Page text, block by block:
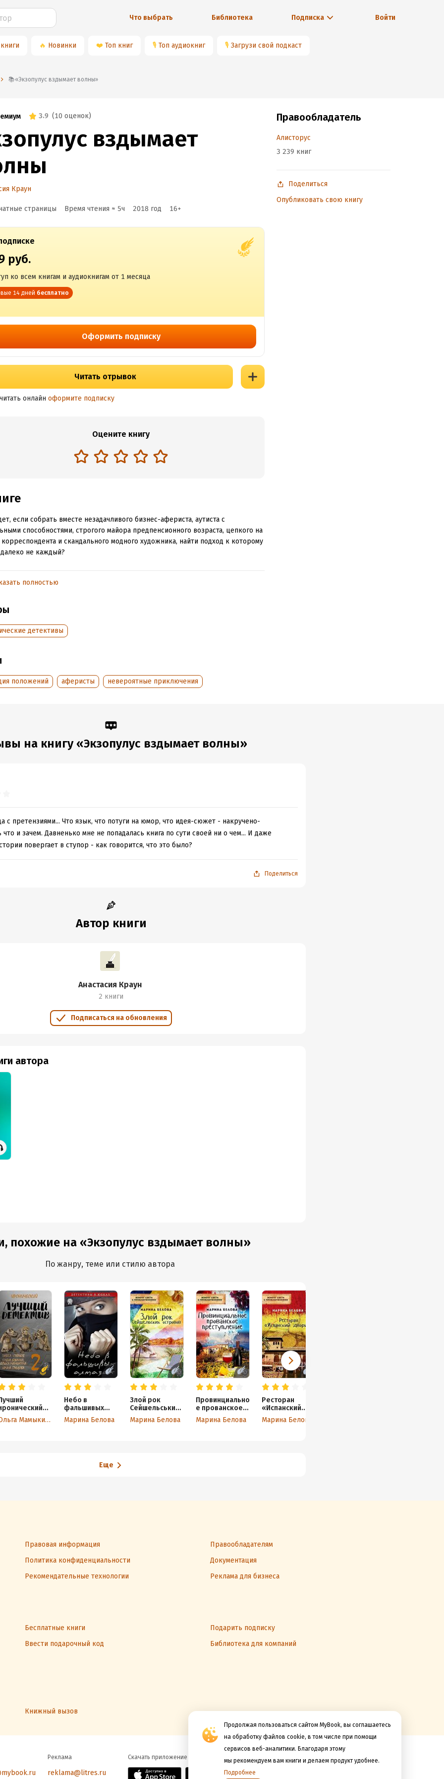
Что выбрать Библиотека Подписка Войти
🔥 Новинки ❤️ Топ книг 🎙 Топ аудиокниг 🎙 Загрузи свой подкаст
Продолжая пользоваться сайтом MyBook, вы соглашаетесь
на обработку файлов cookie, в том числе при помощи
сервисов веб-аналитики. Благодаря этому
мы рекомендуем вам книги и делаем продукт удобнее.
Подробнее
📚«Экзопулус вздымает волны»
3.9 (10 оценок)
вздымает
Краун
страницы Время чтения ≈ 5ч 2018 год 16+
руб.
ко всем книгам и аудиокнигам от 1 месяца
14 дней бесплатно
Оформить подписку
Читать отрывок
онлайн оформите подписку
Оцените книгу
если собрать вместе незадачливого бизнес-афериста, аутиста с
способностями, строгого майора предпенсионного возраста, цепкого на
корреспондента и скандального модного художника, найти подход к которому
не каждый?
искусства «Артекториум». Главный экспонат ближайшей выставки –
современная комедия положений и тонкий юмор вместе с уникальным
информация
6 января 2019
полностью
детективы
положений аферисты невероятные приключения
Правообладатель
Алисторус
3 239 книг
Поделиться
Опубликовать свою книгу
на книгу «Экзопулус вздымает волны»
с претензиями... Что язык, что потуги на юмор, что идея-сюжет - накручено-
и зачем. Давненько мне не попадалась книга по сути своей ни о чем... И даже
повергает в ступор - как говорится, что это было?
Поделиться
Автор книги
Анастасия Краун
2 книги
Подписаться на обновления
автора
похожие на «Экзопулус вздымает волны»
По жанру, теме или стилю автора
– 2
Ольга Мамыкина
Небо в
фальшивых
алмазах
Марина Белова
Злой рок
Сейшельських
островов
Марина Белова
Провинциально
е прованское
преступление
Марина Белова
Ресторан
«Испанский
дворик»
Марина Белова
Еще
Правовая информация
Правообладателям
Политика конфиденциальности
Документация
Рекомендательные технологии Реклама для бизнеса
Бесплатные книги
Подарить подписку
Ввести подарочный код
Библиотека для компаний
Книжный вызов
Реклама
reklama@litres.ru
Скачать приложение